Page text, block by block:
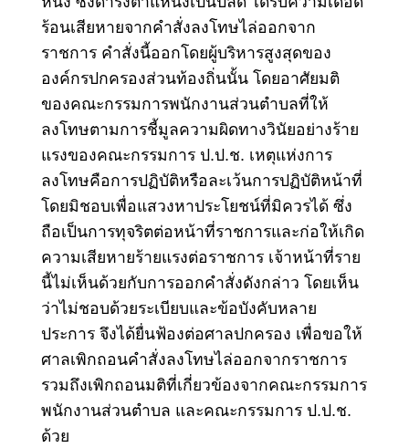
ร้อนเสียหายจากคำสั่งลงโทษไล่ออกจาก
ราชการ คำสั่งนี้ออกโดยผู้บริหารสูงสุดของ
องค์กรปกครองส่วนท้องถิ่นนั้น โดยอาศัยมติ
ของคณะกรรมการพนักงานส่วนตำบลที่ให้
ลงโทษตามการชี้มูลความผิดทางวินัยอย่างร้าย
แรงของคณะกรรมการ ป.ป.ช. เหตุแห่งการ
ลงโทษคือการปฏิบัติหรือละเว้นการปฏิบัติหน้าที่
โดยมิชอบเพื่อแสวงหาประโยชน์ที่มิควรได้ ซึ่ง
ถือเป็นการทุจริตต่อหน้าที่ราชการและก่อให้เกิด
ความเสียหายร้ายแรงต่อราชการ เจ้าหน้าที่ราย
นี้ไม่เห็นด้วยกับการออกคำสั่งดังกล่าว โดยเห็น
ว่าไม่ชอบด้วยระเบียบและข้อบังคับหลาย
ประการ จึงได้ยื่นฟ้องต่อศาลปกครอง เพื่อขอให้
ศาลเพิกถอนคำสั่งลงโทษไล่ออกจากราชการ
รวมถึงเพิกถอนมติที่เกี่ยวข้องจากคณะกรรมการ
พนักงานส่วนตำบล และคณะกรรมการ ป.ป.ช.
ด้วย